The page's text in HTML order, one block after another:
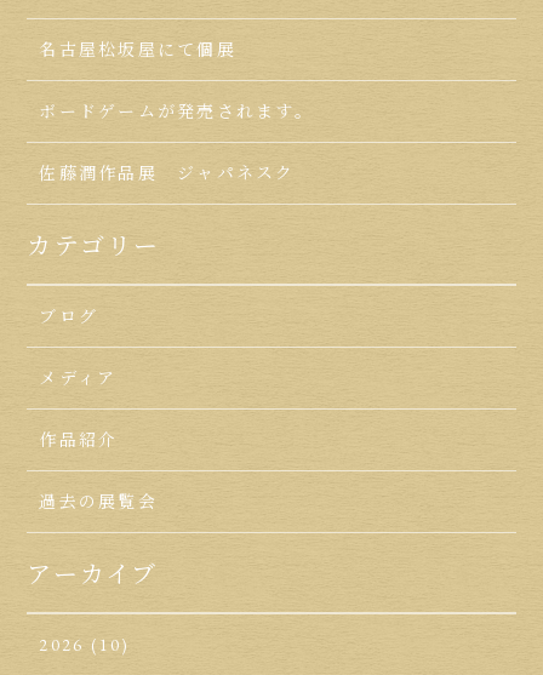
名古屋松坂屋にて個展
ボードゲームが発売されます。
佐藤潤作品展 ジャパネスク
カテゴリー
ブログ
メディア
作品紹介
過去の展覧会
アーカイブ
2026 (10)